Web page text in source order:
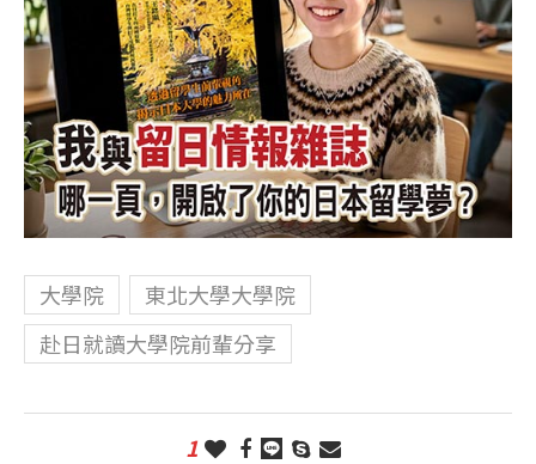
大學院
東北大學大學院
赴日就讀大學院前輩分享
1